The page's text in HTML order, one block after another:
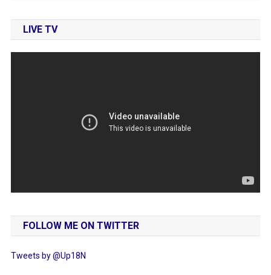
LIVE TV
FOLLOW ME ON TWITTER
Tweets by @Up18N